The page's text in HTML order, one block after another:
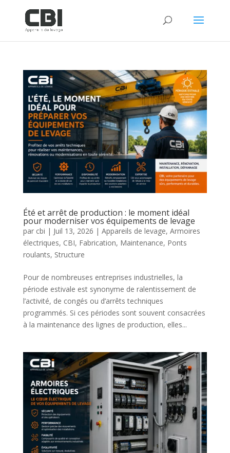
Été et arrêt de production : le moment idéal
pour moderniser vos équipements de levage
par cbi | Juil 13, 2026 | Appareils de levage, Armoires
électriques, CBI, Fabrication, Maintenance, Ponts
roulants, Structure
Pour de nombreuses entreprises industrielles, la
période estivale est synonyme de ralentissement de
l’activité, de congés ou d’arrêts techniques
programmés. Si ces périodes sont souvent consacrées
à la maintenance des lignes de production, elles...